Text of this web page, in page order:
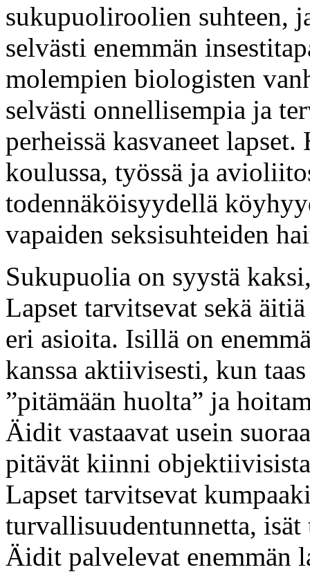
sukupuoliroolien suhteen,
selvästi enemmän
molempien biologisten
selvästi onnellisempia ja
perheissä kasvaneet
koulussa, työssä ja
todennäköisyydellä
vapaiden seksisuhteiden
Sukupuolia on syystä
Lapset tarvitsevat sekä
eri asioita. Isillä on
kanssa aktiivisesti, kun
”pitämään huolta” ja
Äidit vastaavat usein
pitävät kiinni objektiivisista
Lapset tarvitsevat
turvallisuudentunnetta,
Äidit palvelevat enemmän